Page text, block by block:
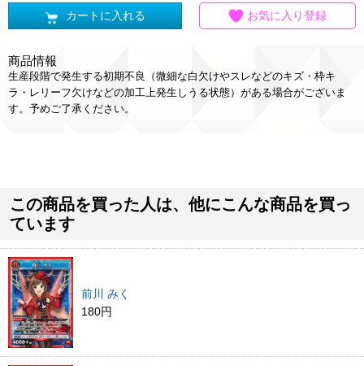
カートに入れる お気に入り登録
商品情報
生産段階で発生する初期不良（微細な白欠けやスレなどのキズ・枠キ
ラ・レリーフ欠けなどの加工上発生しうる状態）がある場合がございま
す。予めご了承ください。
この商品を買った人は、他にこんな商品を買っ
ています
前川 みく
180円